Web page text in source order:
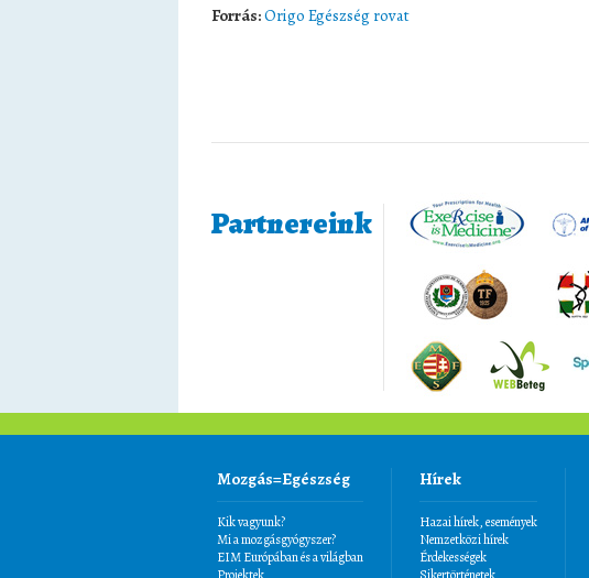
Forrás:Origo Egészség rovat
Partnereink
Mozgás=Egészség
Kik vagyunk?
Mi a mozgásgyógyszer?
EIM Európában és a világban
Hírek
Hazai hírek, események
Nemzetközi hírek
Érdekességek